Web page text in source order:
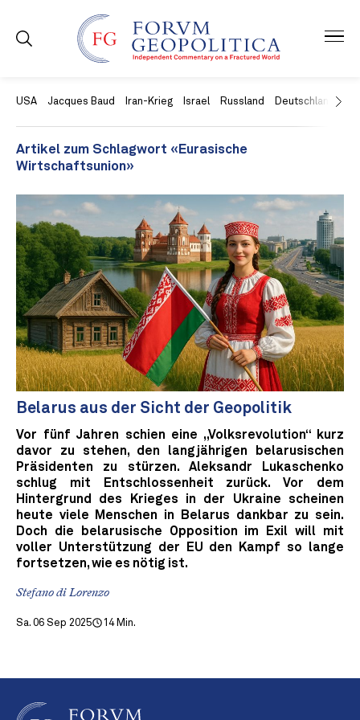
USA Jacques Baud Iran-Krieg Israel Russland Deutschland
Artikel zum Schlagwort «Eurasische
Wirtschaftsunion»
Belarus aus der Sicht der Geopolitik
Vor fünf Jahren schien eine „Volksrevolution“ kurz
davor zu stehen, den langjährigen belarusischen
Präsidenten zu stürzen. Aleksandr Lukaschenko
schlug mit Entschlossenheit zurück. Vor dem
Hintergrund des Krieges in der Ukraine scheinen
heute viele Menschen in Belarus dankbar zu sein.
Doch die belarusische Opposition im Exil will mit
voller Unterstützung der EU den Kampf so lange
fortsetzen, wie es nötig ist.
Stefano di Lorenzo
Sa. 06 Sep 2025 14 Min.